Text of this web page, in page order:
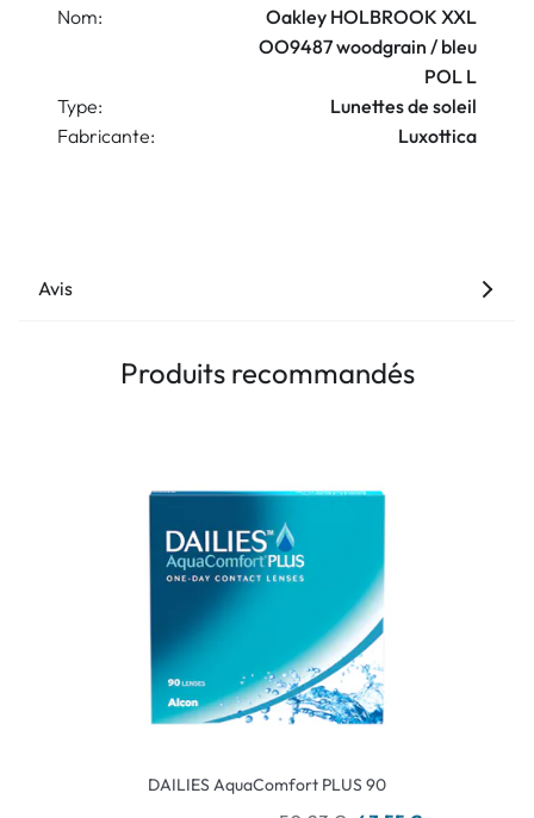
Nom:
Oakley HOLBROOK XXL
OO9487 woodgrain / bleu
POL L
Type:
Lunettes de soleil
Fabricante:
Luxottica
Avis
Produits recommandés
DAILIES AquaComfort PLUS 90